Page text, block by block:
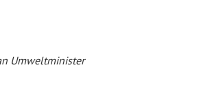
Umweltminister